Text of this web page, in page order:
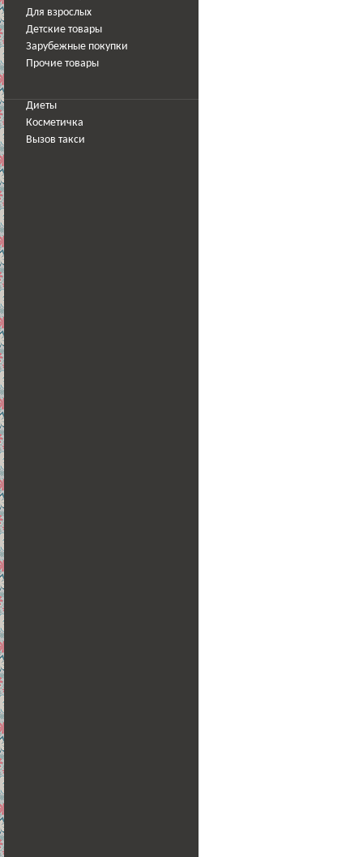
Для взрослых
Детские товары
Зарубежные покупки
Прочие товары
Диеты
Косметичка
Вызов такси